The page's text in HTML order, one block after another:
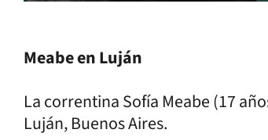
Meabe en Luján
La correntina Sofía Meabe (17
Luján, Buenos Aires.